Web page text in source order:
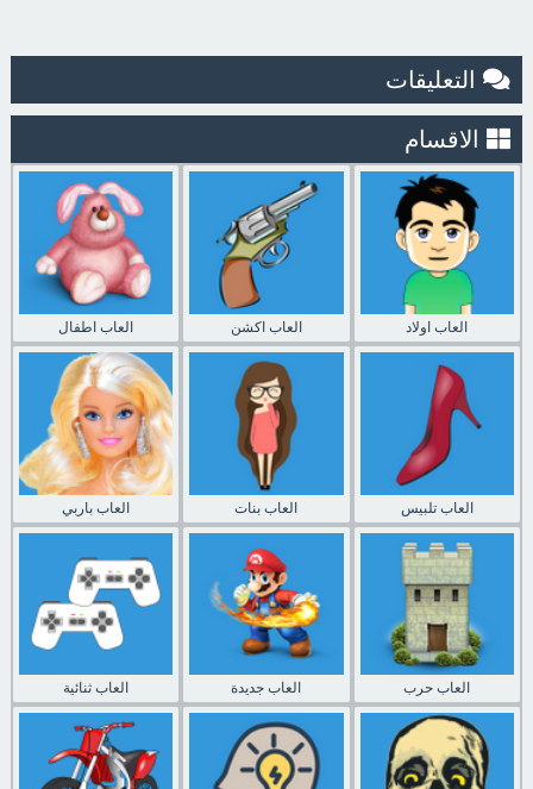
التعليقات
الاقسام
العاب اطفال العاب اكشن العاب اولاد
العاب باربي العاب بنات العاب تلبيس
العاب ثنائية العاب جديدة العاب حرب